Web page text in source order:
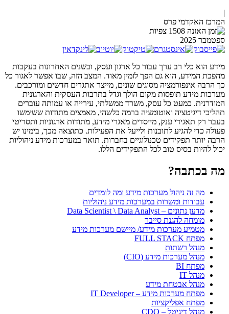
|
המרכז האקדמי פרס
1508 צפיות
ספטמבר 2025
מידע הוא כלי רב ערך עבור כל ארגון ועסק, ובשנים האחרונות בעקבות
מהפכת המידע, הוא גם הפך לזמין מאוד. המצב הזה, שבו אפשר לאגור כל
כך הרבה אינפורמציה מסוגים שונים, מייצר אתגרים חדשים ומורכבים.
מערכות מידע תופסות מקום הולך וגדל בתרבות העסקית והארגונית
המודרנית. כמעט כל עסק, משרד ממשלתי, עירייה או עמותה עוברים
תהליכי דיגיטציה ואוטומציה ברמה כלשהי, מאמצים מתודות ששימשו
בעבר רק תאגידי ענק, מייסדים מאגרי מידע, מתודות ארגוניות ותסריטי
פעולה כדי להגיע לתובנות ולייעל את הפעילות. כתוצאה מכך, בימינו יש
הרבה יותר תפקידים טכנולוגיים בחברות. תואר במערכות מידע ניהוליות
יכול להיות בסיס טוב לכל התפקידים הללו.
מה בכתבה?
מה זה ניהול מערכות מידע ומה לומדים
עבודות ומשרות במערכות מידע ניהוליות
מדען נתונים – Data Scientist \ Data Analyst
מומחה להגנת סייבר
מטמיע מערכות מידע/ מיישם מערכות מידע
מפתח FULL STACK
מנהל רשתות
מנהל מערכות מידע (CIO)
מפתח BI
מנהל IT
מנהל אבטחת מידע
מפתח מערכות מידע – IT Developer
מפתח אפליקציות
מנהל דיגיטל – CDO